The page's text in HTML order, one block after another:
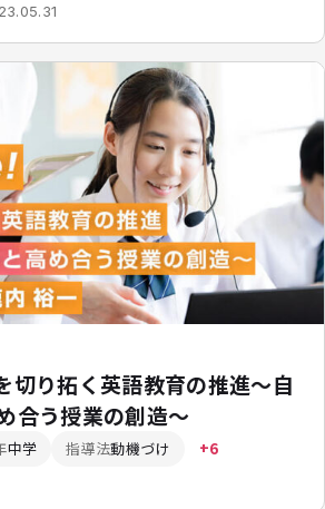
り拓く英語教育の推進～自
合う授業の創造～
中学 指導法動機づけ +6